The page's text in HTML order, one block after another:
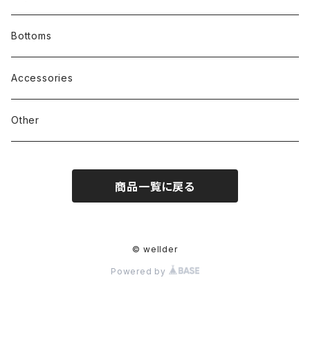
Bottoms
Accessories
Other
商品一覧に戻る
© wellder
Powered by